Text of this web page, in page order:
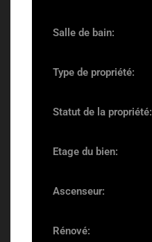
Salle de bain:
Type de propriété:
Statut de la propriété:
Etage du bien:
Ascenseur:
Rénové: